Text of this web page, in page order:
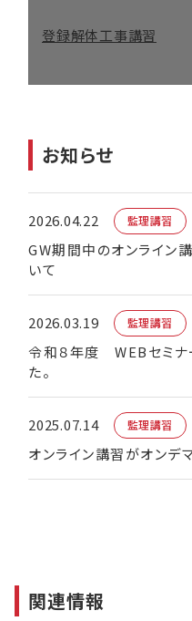
登録解体工事講習
お知らせ
2026.04.22 監理講習
GW期間中のオンライン
いて
2026.03.19 監理講習
令和８年度 WEBセミナ
た。
2025.07.14 監理講習
オンライン講習がオンデ
関連情報